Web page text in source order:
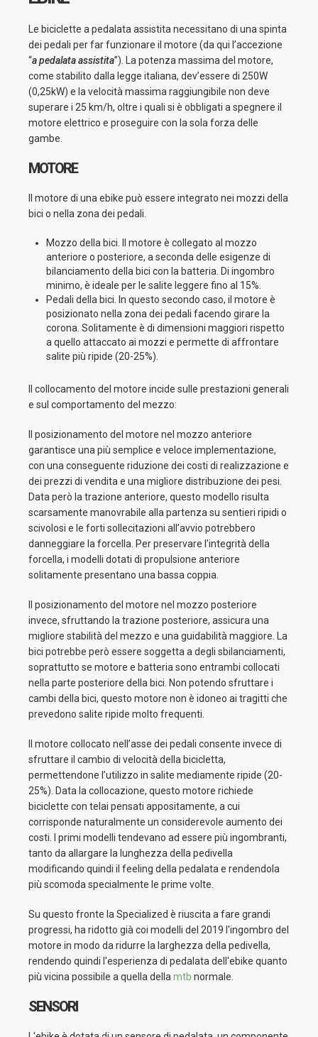
Le biciclette a pedalata assistita necessitano di una spinta
dei pedali per far funzionare il motore (da qui l’accezione
“a pedalata assistita”). La potenza massima del motore,
come stabilito dalla legge italiana, dev’essere di 250W
(0,25kW) e la velocità massima raggiungibile non deve
superare i 25 km/h, oltre i quali si è obbligati a spegnere il
motore elettrico e proseguire con la sola forza delle
gambe.
MOTORE
Il motore di una ebike può essere integrato nei mozzi della
bici o nella zona dei pedali.
Mozzo della bici. Il motore è collegato al mozzo
anteriore o posteriore, a seconda delle esigenze di
bilanciamento della bici con la batteria. Di ingombro
minimo, è ideale per le salite leggere fino al 15%.
Pedali della bici. In questo secondo caso, il motore è
posizionato nella zona dei pedali facendo girare la
corona. Solitamente è di dimensioni maggiori rispetto
a quello attaccato ai mozzi e permette di affrontare
salite più ripide (20-25%).
Il collocamento del motore incide sulle prestazioni generali
e sul comportamento del mezzo:
Il posizionamento del motore nel mozzo anteriore
garantisce una più semplice e veloce implementazione,
con una conseguente riduzione dei costi di realizzazione e
dei prezzi di vendita e una migliore distribuzione dei pesi.
Data però la trazione anteriore, questo modello risulta
scarsamente manovrabile alla partenza su sentieri ripidi o
scivolosi e le forti sollecitazioni all’avvio potrebbero
danneggiare la forcella. Per preservare l’integrità della
forcella, i modelli dotati di propulsione anteriore
solitamente presentano una bassa coppia.
Il posizionamento del motore nel mozzo posteriore
invece, sfruttando la trazione posteriore, assicura una
migliore stabilità del mezzo e una guidabilità maggiore. La
bici potrebbe però essere soggetta a degli sbilanciamenti,
soprattutto se motore e batteria sono entrambi collocati
nella parte posteriore della bici. Non potendo sfruttare i
cambi della bici, questo motore non è idoneo ai tragitti che
prevedono salite ripide molto frequenti.
Il motore collocato nell’asse dei pedali consente invece di
sfruttare il cambio di velocità della bicicletta,
permettendone l’utilizzo in salite mediamente ripide (20-
25%). Data la collocazione, questo motore richiede
biciclette con telai pensati appositamente, a cui
corrisponde naturalmente un considerevole aumento dei
costi. I primi modelli tendevano ad essere più ingombranti,
tanto da allargare la lunghezza della pedivella
modificando quindi il feeling della pedalata e rendendola
più scomoda specialmente le prime volte.
Su questo fronte la Specialized è riuscita a fare grandi
progressi, ha ridotto già coi modelli del 2019 l'ingombro del
motore in modo da ridurre la larghezza della pedivella,
rendendo quindi l'esperienza di pedalata dell'ebike quanto
più vicina possibile a quella della mtb normale.
SENSORI